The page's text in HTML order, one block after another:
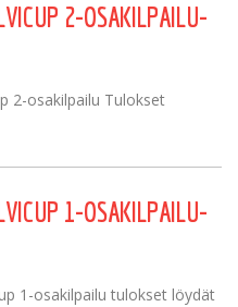
2-OSAKILPAILU-
2-osakilpailu Tulokset
1-OSAKILPAILU-
1-osakilpailu tulokset löydät